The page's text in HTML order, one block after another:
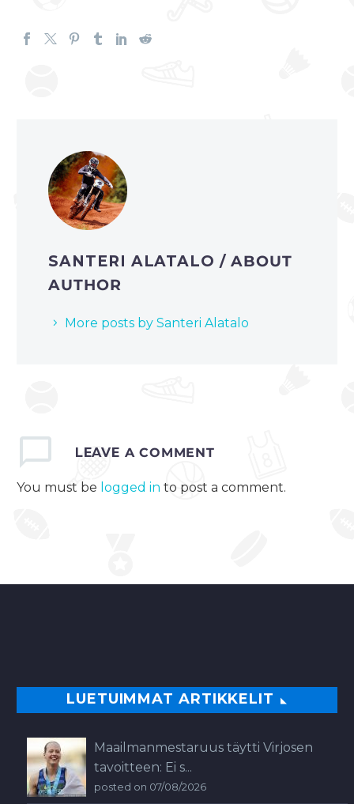
SANTERI ALATALO/ ABOUT
AUTHOR
More posts by Santeri Alatalo
LEAVE A COMMENT
You must be logged in to post a comment.
LUETUIMMAT ARTIKKELIT
Maailmanmestaruus täytti Virjosen
tavoitteen: Ei s...
posted on 07/08/2026